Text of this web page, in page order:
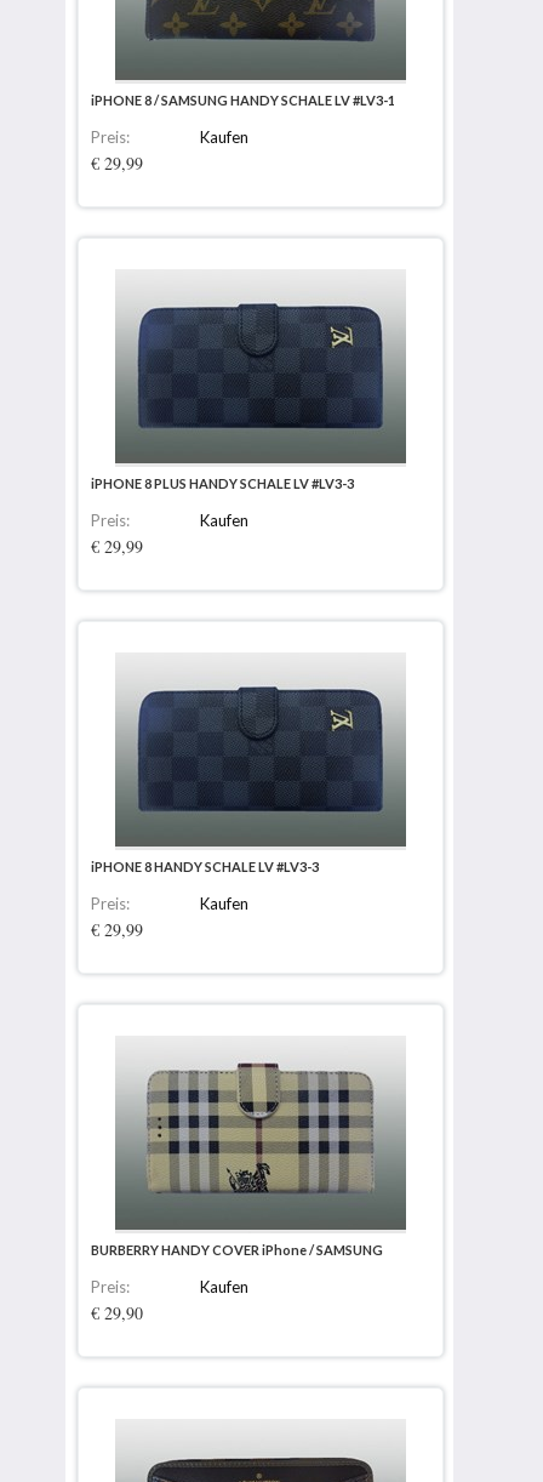
iPHONE 8 / SAMSUNG HANDY SCHALE LV #LV3-1
Preis:
€ 29,99
Kaufen
iPHONE 8 PLUS HANDY SCHALE LV #LV3-3
Preis:
€ 29,99
Kaufen
iPHONE 8 HANDY SCHALE LV #LV3-3
Preis:
€ 29,99
Kaufen
BURBERRY HANDY COVER iPhone / SAMSUNG
Preis:
€ 29,90
Kaufen